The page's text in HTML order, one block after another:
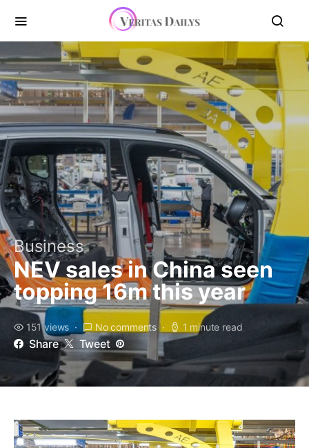
Business
NEV sales in China seen
topping 16m this year
151 views No comments 1 minute read
Share Tweet